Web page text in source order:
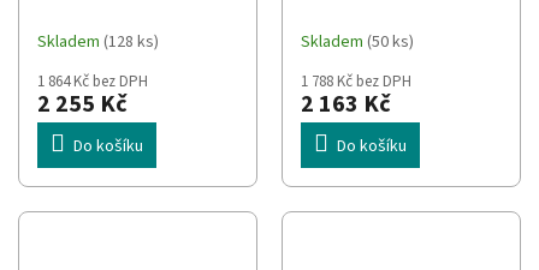
jedinec Na ryby, Drůbež,
Skladem (128 ks)
1 864 Kč bez DPH
2 255 Kč
Do košíku
- 10 kg
Skladem (50 ks)
1 788 Kč bez DPH
2 163 Kč
Do košíku